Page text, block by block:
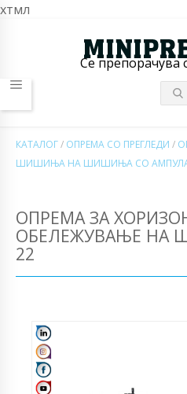
хтмл
Се препорачува
КАТАЛОГ/ ОПРЕМА СО ПРЕГЛЕДИ /
ШИШИЊА НА ШИШИЊА СО
ОПРЕМА ЗА
ОБЕЛЕЖУВАЊЕ НА
22